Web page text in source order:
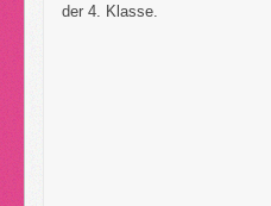
der 4. Klasse.